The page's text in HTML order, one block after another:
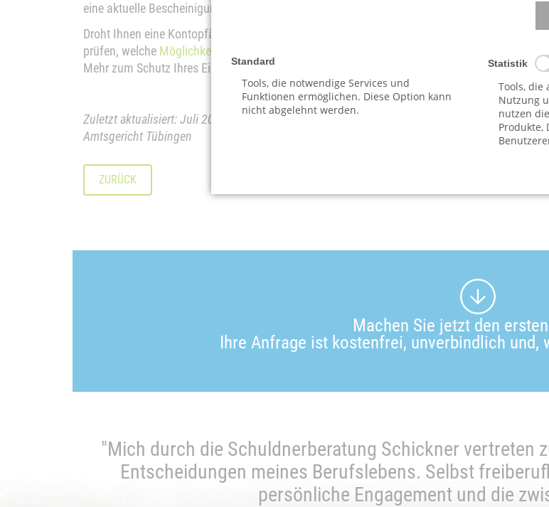
eine aktuelle Bescheinigung vorlegen – sonst bleibt bares Geld ungeschützt.
Droht Ihnen eine Kontopfändung oder ist Ihr Konto bereits gesperrt? Dann zählt jeder Tag.
prüfen, welche Möglichkeiten zur Existenzsicherung
Mehr zum Schutz Ihres Einkommens lesen Sie auch im Beitrag zur
Doppelpfändung auf dem
Zuletzt aktualisiert: Juli 2026 · Autor: Rechtsanwalt Dipl. iur. Christoph Schickner – als
Amtsgericht Tübingen
ZURÜCK
Machen Sie jetzt den
Ihre Anfrage ist kostenfrei, unverbindlich und,
"Mich durch die Schuldnerberatung Schickner vertreten
Entscheidungen meines Berufslebens. Selbst
persönliche Engagement und die
Standard
Tools, die notwendige Services und
Funktionen ermöglichen. Diese Option kann
nicht abgelehnt werden.
Statistik
Tools, die
Nutzung
nutzen
Produkte,